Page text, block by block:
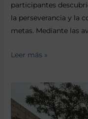
participantes
la perseverancia y la
metas. Mediante las
Leer más »